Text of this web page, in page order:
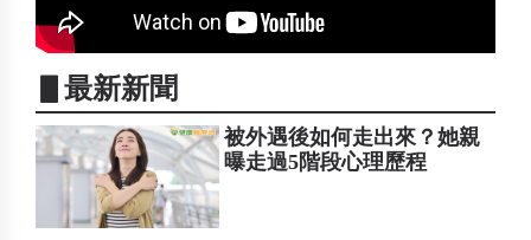
▋最新新聞
被外遇後如何走出來？她親
曝走過5階段心理歷程